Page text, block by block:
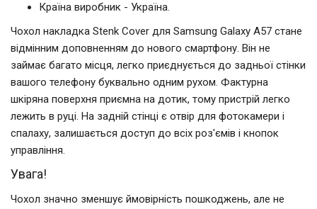
Країна виробник - Україна.
Чохол накладка Stenk Cover для Samsung Galaxy A57 стане
відмінним доповненням до нового смартфону. Він не
займає багато місця, легко приєднується до задньої стінки
вашого телефону буквально одним рухом. Фактурна
шкіряна поверхня приємна на дотик, тому пристрій легко
лежить в руці. На задній стінці є отвір для фотокамери і
спалаху, залишається доступ до всіх роз'ємів і кнопок
управління.
Увага!
Чохол значно зменшує ймовірність пошкоджень, але не